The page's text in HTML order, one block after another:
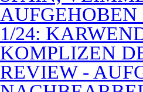
1/24:
KOMPLIZEN
REVIEW -